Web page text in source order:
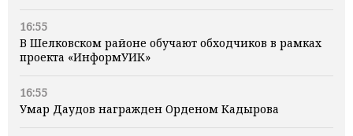
16:55
В Шелковском районе обучают обходчиков в рамках
проекта «ИнформУИК»
16:55
Умар Даудов награжден Орденом Кадырова